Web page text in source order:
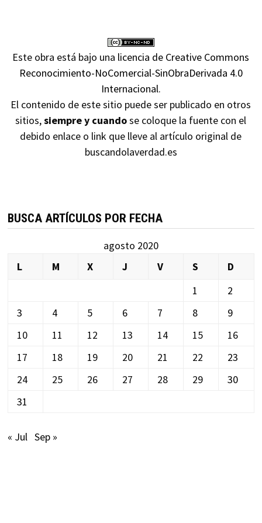
Este obra está bajo una licencia de Creative Commons
Reconocimiento-NoComercial-SinObraDerivada 4.0
Internacional.
El contenido de este sitio puede ser publicado en otros
sitios,siempre y cuandose coloque la fuente con el
debido enlace o link que lleve al artículo original de
buscandolaverdad.es
BUSCA ARTÍCULOS POR FECHA
agosto 2020
L
M X J V S
D
1
2
3
4 5 6 7 8
9
10
11 12 13 14 15
16
17
18 19 20 21 22
23
24
25 26 27 28 29
30
31
« Jul Sep »